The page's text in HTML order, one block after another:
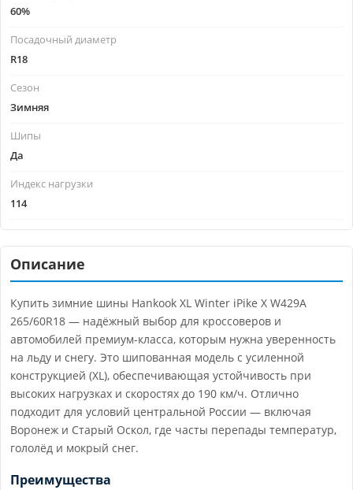
60%
Посадочный диаметр
R18
Сезон
Зимняя
Шипы
Да
Индекс нагрузки
114
Описание
Купить зимние шины Hankook XL Winter iPike X W429A
265/60R18 — надёжный выбор для кроссоверов и
автомобилей премиум-класса, которым нужна уверенность
на льду и снегу. Это шипованная модель с усиленной
конструкцией (XL), обеспечивающая устойчивость при
высоких нагрузках и скоростях до 190 км/ч. Отлично
подходит для условий центральной России — включая
Воронеж и Старый Оскол, где часты перепады температур,
гололёд и мокрый снег.
Преимущества